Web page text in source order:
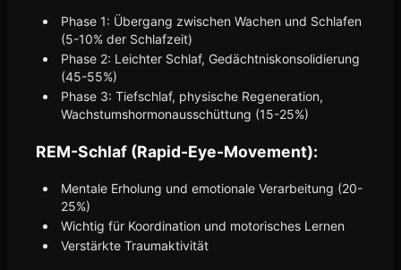
Phase 1: Übergang zwischen Wachen und Schlafen
(5-10% der Schlafzeit)
Phase 2: Leichter Schlaf, Gedächtniskonsolidierung
(45-55%)
Phase 3: Tiefschlaf, physische Regeneration,
Wachstumshormonausschüttung (15-25%)
REM-Schlaf (Rapid-Eye-Movement):
Mentale Erholung und emotionale Verarbeitung (20-
25%)
Wichtig für Koordination und motorisches Lernen
Verstärkte Traumaktivität